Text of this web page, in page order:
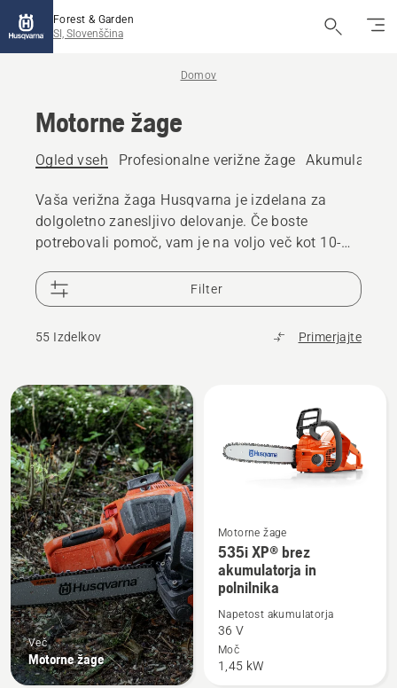
Forest & Garden
SI, Slovenščina
Domov
Motorne žage
Ogled vseh Profesionalne verižne žage
Vaša verižna žaga Husqvarna je izdelana za
dolgoletno zanesljivo delovanje. Če boste
potrebovali pomoč, vam je na voljo več kot 10-
verižne žage in 25.000 prodajalcev po vsem
svetu.
Filter
55 Izdelkov Primerjajte
Prikaži
vse
Več
Motorne žage
Oglejte
več
podrobnosti
535i
XP®
Motorne žage
535i XP® brez
akumulatorja in
polnilnika
Napetost akumulatorja
36 V
Moč
1,45 kW